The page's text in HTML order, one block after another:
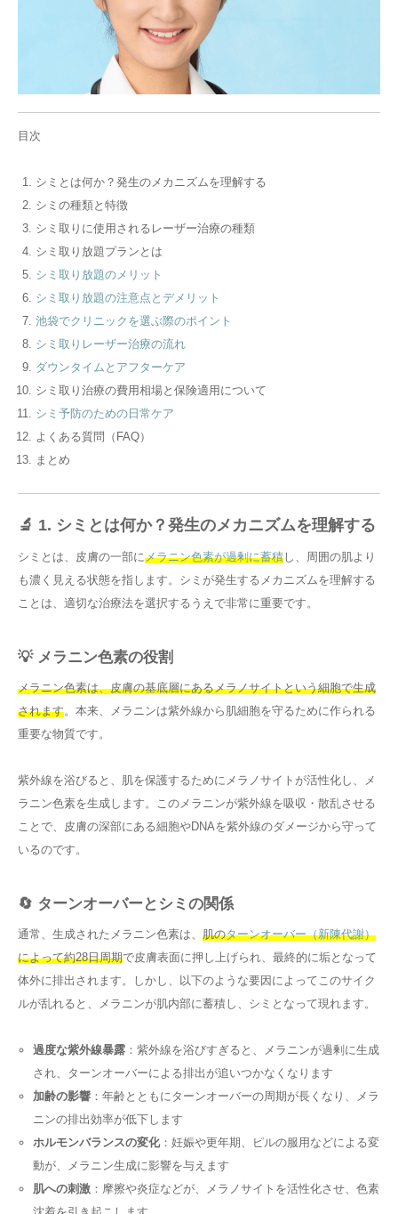
目次
シミとは何か？発生のメカニズムを理解する
シミの種類と特徴
シミ取りに使用されるレーザー治療の種類
シミ取り放題プランとは
シミ取り放題のメリット
シミ取り放題の注意点とデメリット
池袋でクリニックを選ぶ際のポイント
シミ取りレーザー治療の流れ
ダウンタイムとアフターケア
シミ取り治療の費用相場と保険適用について
シミ予防のための日常ケア
よくある質問（FAQ）
まとめ
🔬 1. シミとは何か？発生のメカニズムを理解する
シミとは、皮膚の一部にメラニン色素が過剰に蓄積 し、周囲の肌より
も濃く見える状態を指します。シミが発生するメカニズムを理解する
ことは、適切な治療法を選択するうえで非常に重要です。
💡 メラニン色素の役割
メラニン色素は、皮膚の基底層にあるメラノサイトという細胞で生成
されます。本来、メラニンは紫外線から肌細胞を守るために作られる
重要な物質です。
紫外線を浴びると、肌を保護するためにメラノサイトが活性化し、メ
ラニン色素を生成します。このメラニンが紫外線を吸収・散乱させる
ことで、皮膚の深部にある細胞やDNAを紫外線のダメージから守って
いるのです。
🔄 ターンオーバーとシミの関係
通常、生成されたメラニン色素は、 肌のターンオーバー（新陳代謝）
によって約28日周期で皮膚表面に押し上げられ、最終的に垢となって
体外に排出されます。しかし、以下のような要因によってこのサイク
ルが乱れると、メラニンが肌内部に蓄積し、シミとなって現れます。
過度な紫外線暴露：紫外線を浴びすぎると、メラニンが過剰に生成
され、ターンオーバーによる排出が追いつかなくなります
加齢の影響：年齢とともにターンオーバーの周期が長くなり、メラ
ニンの排出効率が低下します
ホルモンバランスの変化：妊娠や更年期、ピルの服用などによる変
動が、メラニン生成に影響を与えます
肌への刺激：摩擦や炎症などが、メラノサイトを活性化させ、色素